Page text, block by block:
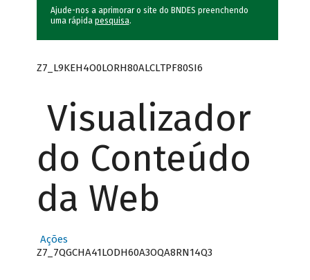
Ajude-nos a aprimorar o site do BNDES preenchendo
uma rápida pesquisa.
Z7_L9KEH4O0LORH80ALCLTPF80SI6
Visualizador
do Conteúdo
da Web
Ações
Z7_7QGCHA41LODH60A3OQA8RN14Q3